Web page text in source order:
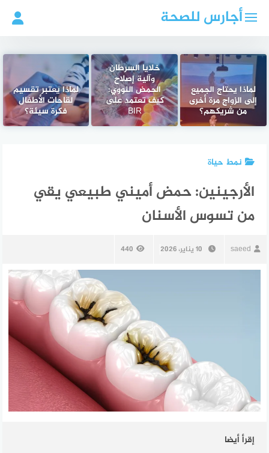
أجارس للصحة
لماذا يحتاج الجميع
إلى الزواج مرة أخرى
من شريكهم؟
خلايا السرطان
وآلية إصلاح
الحمض النووي:
كيف تعتمد على
BIR
لماذا يعتبر تقسيم
لقاحات الأطفال
فكرة سيئة؟
نمط حياة
الأرجينين: حمض أميني طبيعي يقي
من تسوس الأسنان
saeed 10 يناير، 2026 440
إقرأ أيضا